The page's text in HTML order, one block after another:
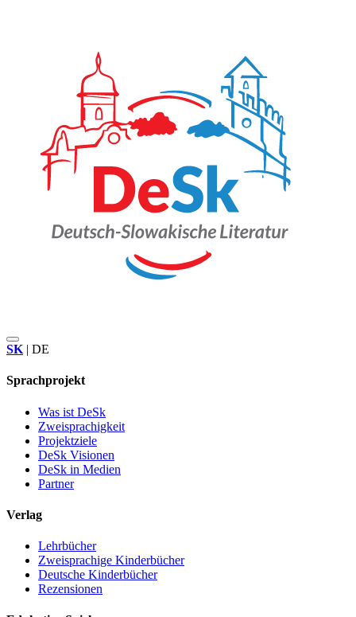
SK | DE
Sprachprojekt
Was ist DeSk
Zweisprachigkeit
Projektziele
DeSk Visionen
DeSk in Medien
Partner
Verlag
Lehrbücher
Zweisprachige Kinderbücher
Deutsche Kinderbücher
Rezensionen